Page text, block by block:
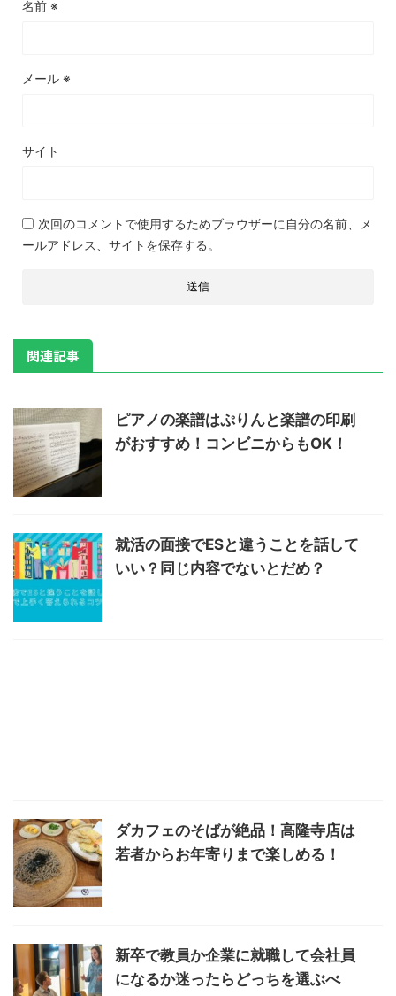
名前 ※
メール ※
サイト
次回のコメントで使用するためブラウザーに自分の名前、メ
ールアドレス、サイトを保存する。
関連記事
ピアノの楽譜はぷりんと楽譜の印刷
がおすすめ！コンビニからもOK！
就活の面接でESと違うことを話して
いい？同じ内容でないとだめ？
ダカフェのそばが絶品！高隆寺店は
若者からお年寄りまで楽しめる！
新卒で教員か企業に就職して会社員
になるか迷ったらどっちを選ぶべ